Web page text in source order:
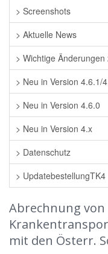
> Screenshots
> Aktuelle News
> Wichtige Änderungen
> Neu in Version 4.6.1/
> Neu in Version 4.6.0
> Neu in Version 4.x
> Datenschutz
> UpdatebestellungTK4
Abrechnung von
mit den Österr.